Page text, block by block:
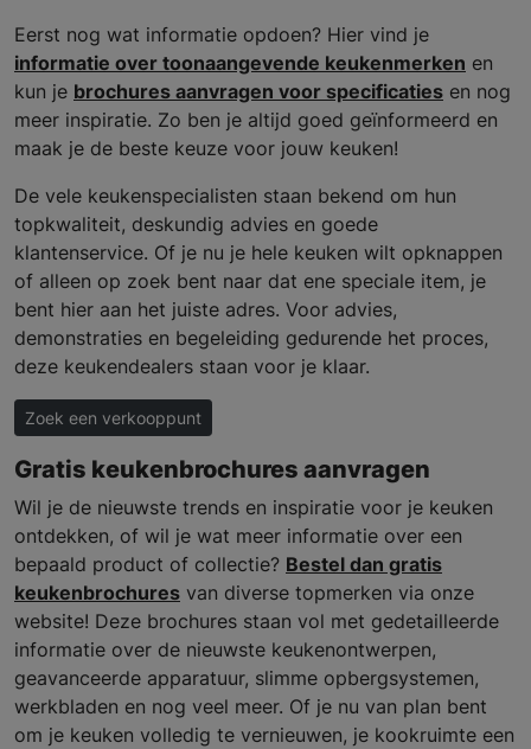
Eerst nog wat informatie opdoen? Hier vind je
informatie over toonaangevende keukenmerken en
kun je brochures aanvragen voor specificaties en nog
meer inspiratie. Zo ben je altijd goed geïnformeerd en
maak je de beste keuze voor jouw keuken!
De vele keukenspecialisten staan bekend om hun
topkwaliteit, deskundig advies en goede
klantenservice. Of je nu je hele keuken wilt opknappen
of alleen op zoek bent naar dat ene speciale item, je
bent hier aan het juiste adres. Voor advies,
demonstraties en begeleiding gedurende het proces,
deze keukendealers staan voor je klaar.
Zoek een verkooppunt
Gratis keukenbrochures aanvragen
Wil je de nieuwste trends en inspiratie voor je keuken
ontdekken, of wil je wat meer informatie over een
bepaald product of collectie? Bestel dan gratis
keukenbrochures van diverse topmerken via onze
website! Deze brochures staan vol met gedetailleerde
informatie over de nieuwste keukenontwerpen,
geavanceerde apparatuur, slimme opbergsystemen,
werkbladen en nog veel meer. Of je nu van plan bent
om je keuken volledig te vernieuwen, je kookruimte een